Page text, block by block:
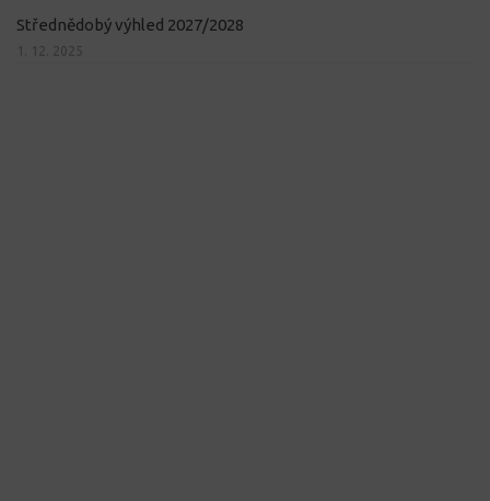
Střednědobý výhled 2027/2028
1. 12. 2025